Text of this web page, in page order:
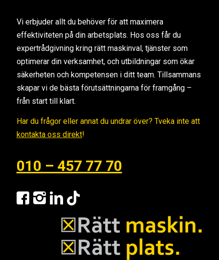
Vi erbjuder allt du behöver för att maximera
effektiviteten på din arbetsplats. Hos oss får du
expertrådgivning kring rätt maskinval, tjänster som
optimerar din verksamhet, och utbildningar som ökar
säkerheten och kompetensen i ditt team. Tillsammans
skapar vi de bästa förutsättningarna för framgång –
från start till klart.
Har du frågor eller annat du undrar över? Tveka inte att
kontakta oss direkt!
010 – 457 77 70